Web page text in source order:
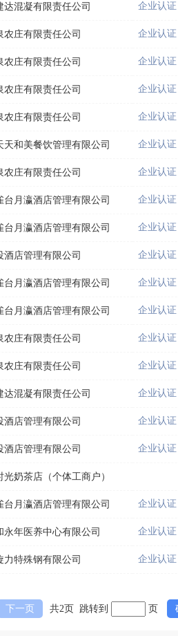
达混凝有限责任公司 企业认证
农庄有限责任公司 企业认证
农庄有限责任公司 企业认证
农庄有限责任公司 企业认证
农庄有限责任公司 企业认证
天和美餐饮管理有限公司 企业认证
农庄有限责任公司 企业认证
台月瀛酒店管理有限公司 企业认证
台月瀛酒店管理有限公司 企业认证
酒店管理有限公司 企业认证
台月瀛酒店管理有限公司 企业认证
台月瀛酒店管理有限公司 企业认证
农庄有限责任公司 企业认证
农庄有限责任公司 企业认证
达混凝有限责任公司 企业认证
酒店管理有限公司 企业认证
酒店管理有限公司 企业认证
光奶茶店（个体工商户）
台月瀛酒店管理有限公司 企业认证
永年医养中心有限公司 企业认证
力特殊钢有限公司 企业认证
下一页 共2页 跳转到 页